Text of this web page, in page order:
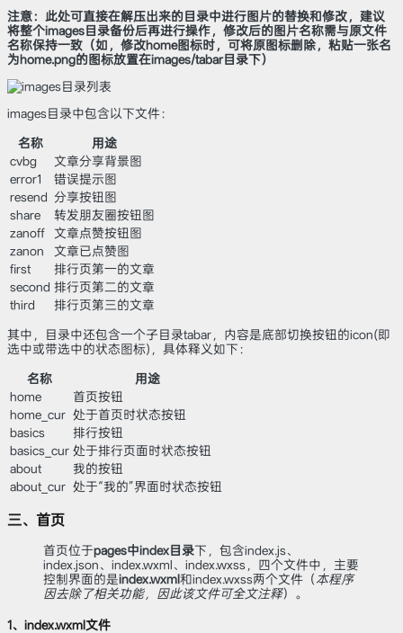
注意：此处可直接在解压出来的目录中进行图片的替换和修改，建议
将整个images目录备份后再进行操作，修改后的图片名称需与原文件
名称保持一致（如，修改home图标时，可将原图标删除，粘贴一张名
为home.png的图标放置在images/tabar目录下）
images目录中包含以下文件：
名称
用途
cvbg
文章分享背景图
error1
错误提示图
resend 分享按钮图
share
转发朋友圈按钮图
zanoff
文章点赞按钮图
zanon
文章已点赞图
first
排行页第一的文章
second 排行页第二的文章
third
排行页第三的文章
其中，目录中还包含一个子目录tabar，内容是底部切换按钮的icon(即
选中或带选中的状态图标)，具体释义如下：
名称
用途
home
首页按钮
home_cur 处于首页时状态按钮
basics
排行按钮
basics_cur 处于排行页面时状态按钮
about
我的按钮
about_cur 处于“我的”界面时状态按钮
三、首页
首页位于pages中index目录下，包含index.js、
index.json、index.wxml、index.wxss，四个文件中，主要
控制界面的是index.wxml和index.wxss两个文件（本程序
因去除了相关功能，因此该文件可全文注释）。
1、index.wxml文件